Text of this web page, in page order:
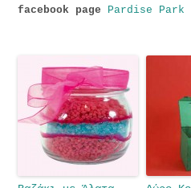
facebook page
Pardise Park